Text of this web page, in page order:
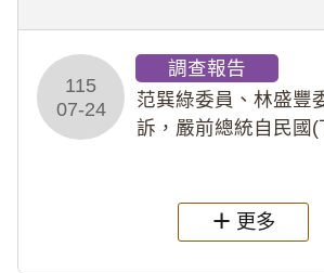
術倫理等情案調查報
31)
115
07-24
調查報告
范巽綠委員、林盛豐
訴，嚴前總統自民國
過世後，總統府於89
繼續留住
更多